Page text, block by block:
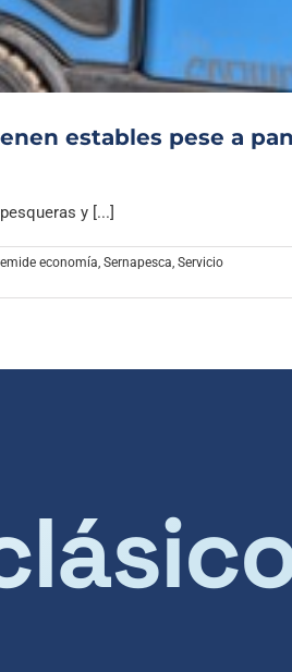
estables pese a
y [...]
economía, Sernapesca, Servicio